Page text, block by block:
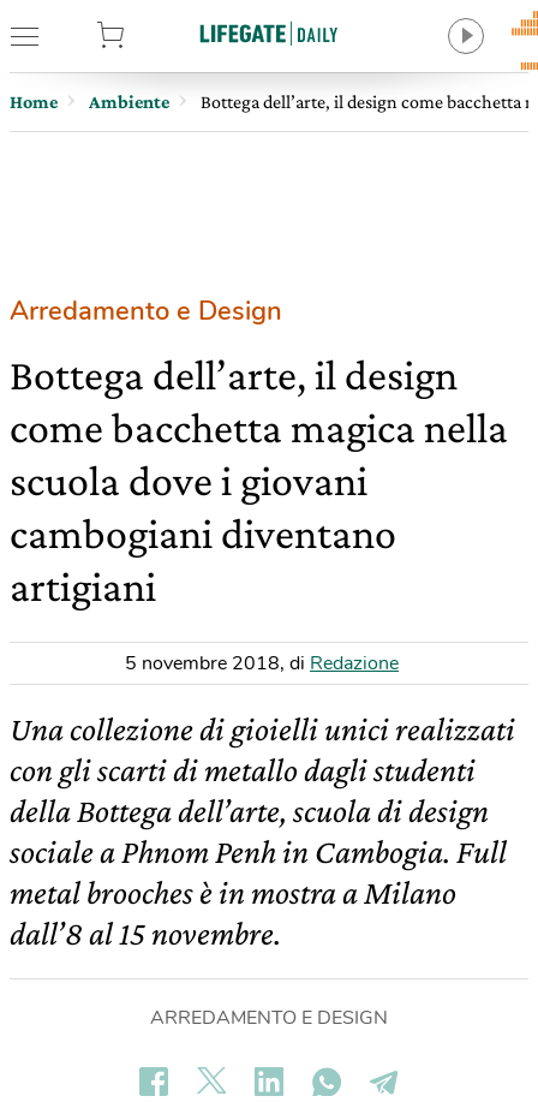
Home Ambiente Bottega dell’arte, il design come bacchetta
Arredamento e Design
Bottega dell’arte, il design
come bacchetta magica nella
scuola dove i giovani
cambogiani diventano
artigiani
5 novembre 2018, di Redazione
Una collezione di gioielli unici realizzati
con gli scarti di metallo dagli studenti
della Bottega dell’arte, scuola di design
sociale a Phnom Penh in Cambogia. Full
metal brooches è in mostra a Milano
dall’8 al 15 novembre.
ARREDAMENTO E DESIGN